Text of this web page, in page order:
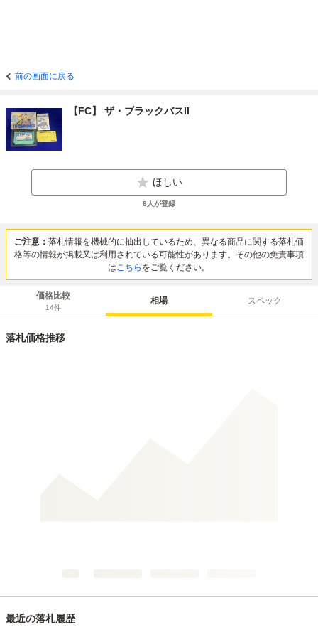
前の画面に戻る
【FC】 ザ・ブラックバスII
ほしい
8人が登録
ご注意： 落札情報を機械的に抽出しているため、異なる商品に関する落札価
格等の情報が掲載又は利用されている可能性があります。その他の免責事項
はこちら をご覧ください。
価格比較
14件
相場 スペック
落札価格推移
最近の落札履歴